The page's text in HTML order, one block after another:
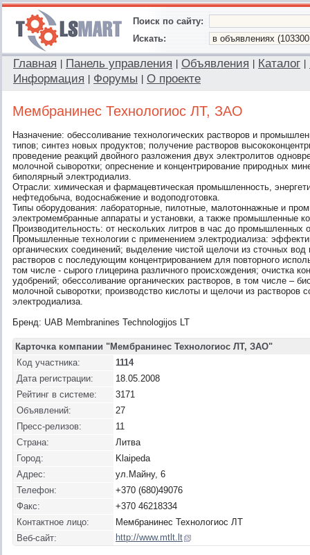
Поиск по сайту:
Искать:
Главная Панель управления Объявления Каталог
Информация
Форумы О проекте
Мембранинес Технологиос ЛТ, ЗАО
Назначение: обессоливание технологических растворов и
типов; синтез новых продуктов; получение растворов
проведение реакций двойного разложения двух электролитов
молочной сыворотки; опреснение и концентрирование природных
биполярный электродиализ.
Отрасли: химическая и фармацевтическая промышленность,
нефтедобыча, водоснабжение и водоподготовка.
Типы оборудования: лабораторные, пилотные, малотоннажные и
электромембранные аппараты и установки, а также промышленные
Производительность: от нескольких литров в час до промышленных
Промышленные технологии с применением электродиализа:
органических соединений; выделение чистой щелочи из сточных вод
растворов с последующим концентрированием для повторного
том числе - сырого глицерина различного происхождения; очистка
удобрений; обессоливание органических растворов, в том числе –
молочной сыворотки; производство кислоты и щелочи из растворов
электродиализа.
Бренд: UAB Membranines Technologijos LT
Карточка компании "Мембранинес Технологиос ЛТ, ЗАО"
Код участника:
1114
Дата регистрации:
18.05.2008
Рейтинг в системе:
3171
Объявлений:
27
Пресс-релизов:
11
Страна:
Литва
Город:
Klaipeda
Адрес:
ул.Майну, 6
Телефон:
+370 (680)49076
Факс:
+370 46218334
Контактное лицо:
Мембранинес Технологиос ЛТ
Веб-сайт:
http://www.mtlt.lt